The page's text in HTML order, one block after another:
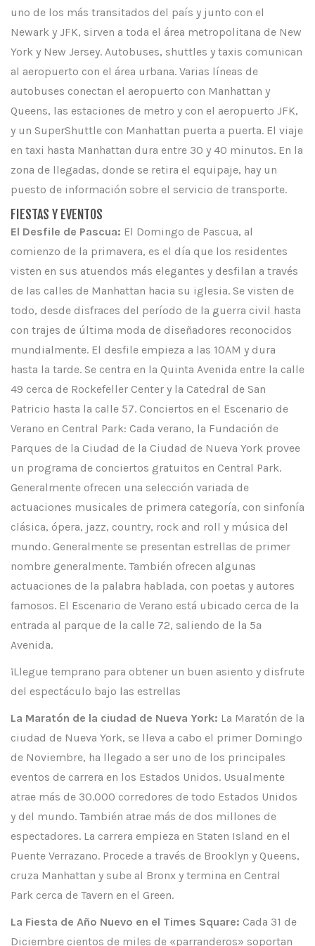
uno de los más transitados del país y junto con el
Newark y JFK, sirven a toda el área metropolitana de New
York y New Jersey. Autobuses, shuttles y taxis comunican
al aeropuerto con el área urbana. Varias líneas de
autobuses conectan el aeropuerto con Manhattan y
Queens, las estaciones de metro y con el aeropuerto JFK,
y un SuperShuttle con Manhattan puerta a puerta. El viaje
en taxi hasta Manhattan dura entre 30 y 40 minutos. En la
zona de llegadas, donde se retira el equipaje, hay un
puesto de información sobre el servicio de transporte.
FIESTAS Y EVENTOS
El Desfile de Pascua: El Domingo de Pascua, al
comienzo de la primavera, es el día que los residentes
visten en sus atuendos más elegantes y desfilan a través
de las calles de Manhattan hacia su iglesia. Se visten de
todo, desde disfraces del período de la guerra civil hasta
con trajes de última moda de diseñadores reconocidos
mundialmente. El desfile empieza a las 10AM y dura
hasta la tarde. Se centra en la Quinta Avenida entre la calle
49 cerca de Rockefeller Center y la Catedral de San
Patricio hasta la calle 57. Conciertos en el Escenario de
Verano en Central Park: Cada verano, la Fundación de
Parques de la Ciudad de la Ciudad de Nueva York provee
un programa de conciertos gratuitos en Central Park.
Generalmente ofrecen una selección variada de
actuaciones musicales de primera categoría, con sinfonía
clásica, ópera, jazz, country, rock and roll y música del
mundo. Generalmente se presentan estrellas de primer
nombre generalmente. También ofrecen algunas
actuaciones de la palabra hablada, con poetas y autores
famosos. El Escenario de Verano está ubicado cerca de la
entrada al parque de la calle 72, saliendo de la 5ª
Avenida.
¡Llegue temprano para obtener un buen asiento y disfrute
del espectáculo bajo las estrellas
La Maratón de la ciudad de Nueva York: La Maratón de la
ciudad de Nueva York, se lleva a cabo el primer Domingo
de Noviembre, ha llegado a ser uno de los principales
eventos de carrera en los Estados Unidos. Usualmente
atrae más de 30.000 corredores de todo Estados Unidos
y del mundo. También atrae más de dos millones de
espectadores. La carrera empieza en Staten Island en el
Puente Verrazano. Procede a través de Brooklyn y Queens,
cruza Manhattan y sube al Bronx y termina en Central
Park cerca de Tavern en el Green.
La Fiesta de Año Nuevo en el Times Square: Cada 31 de
Diciembre cientos de miles de «parranderos» soportan